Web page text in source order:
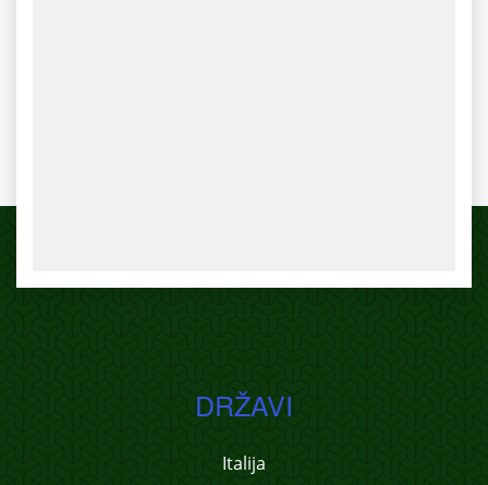
DRŽAVI
Italija